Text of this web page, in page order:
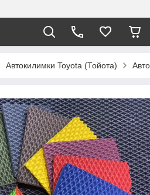
Автокилимки Toyota (Тойота)